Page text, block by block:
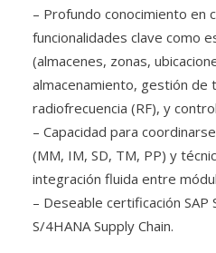
– Profundo conocimiento en
funcionalidades clave como
(almacenes, zonas,
almacenamiento, gestión de
radiofrecuencia (RF), y
– Capacidad para
(MM, IM, SD, TM, PP) y
integración fluida entre
– Deseable certificación SAP
S/4HANA Supply Chain.